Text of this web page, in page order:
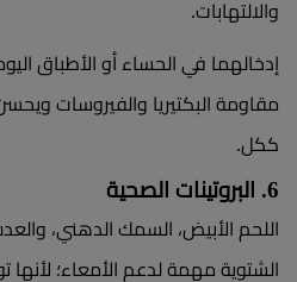
والالتهابات.
إدخالهما في الحساء أو الأطباق
مقاومة البكتيريا والفيروسات
ككل.
6. البروتينات الصحية
اللحم الأبيض، السمك الدهني،
الشتوية مهمة لدعم الأمعاء؛ لأنها